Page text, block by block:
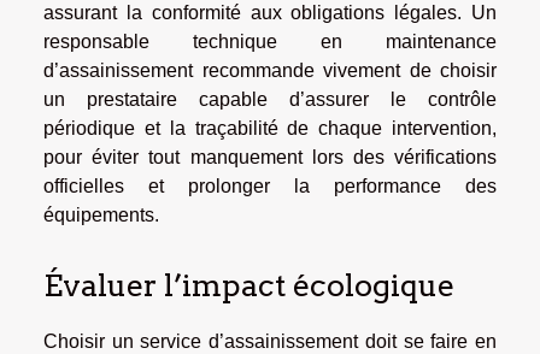
assurant la conformité aux obligations légales. Un
responsable technique en maintenance
d’assainissement recommande vivement de choisir
un prestataire capable d’assurer le contrôle
périodique et la traçabilité de chaque intervention,
pour éviter tout manquement lors des vérifications
officielles et prolonger la performance des
équipements.
Évaluer l’impact écologique
Choisir un service d’assainissement doit se faire en